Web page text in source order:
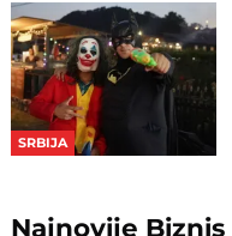
SRBIJA
Najnovije Biznis